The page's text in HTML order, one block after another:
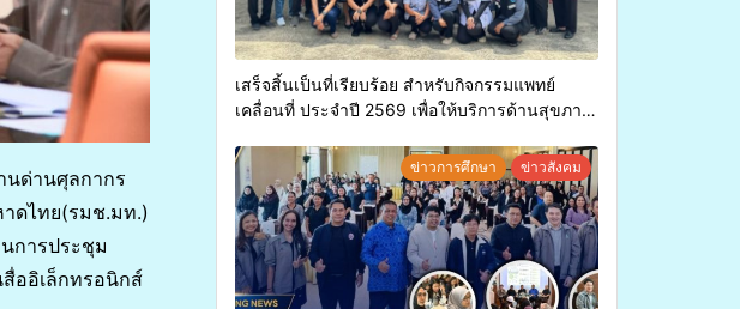
นด่านศุลกากร
ดไทย(รมช.มท.)
การประชุม
ออิเล็กทรอนิกส์
เสร็จสิ้นเป็นที่เรียบร้อย สำหรับกิจกรรมแพทย์
เคลื่อนที่ ประจำปี 2569 เพื่อให้บริการด้านสุขภาพ
ข่าวการศึกษา ข่าวสังคม